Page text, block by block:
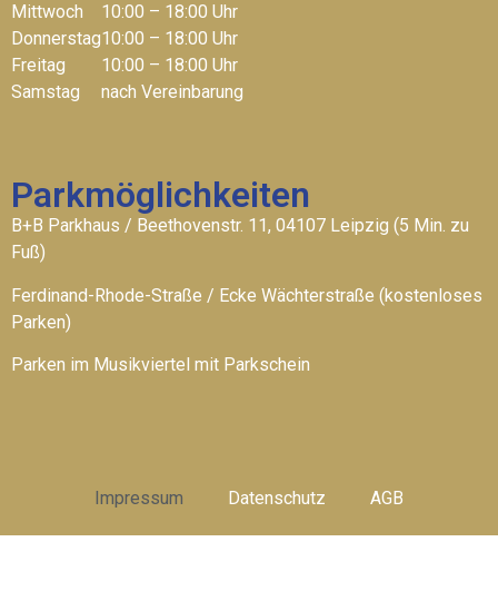
Mittwoch
Donnerstag
Freitag
Samstag
10:00 – 18:00 Uhr
10:00 – 18:00 Uhr
10:00 – 18:00 Uhr
nach Vereinbarung
Parkmöglichkeiten
B+B Parkhaus / Beethovenstr. 11, 04107 Leipzig (5 Min. zu
Fuß)
Ferdinand-Rhode-Straße / Ecke Wächterstraße (kostenloses
Parken)
Parken im Musikviertel mit Parkschein
Impressum Datenschutz AGB